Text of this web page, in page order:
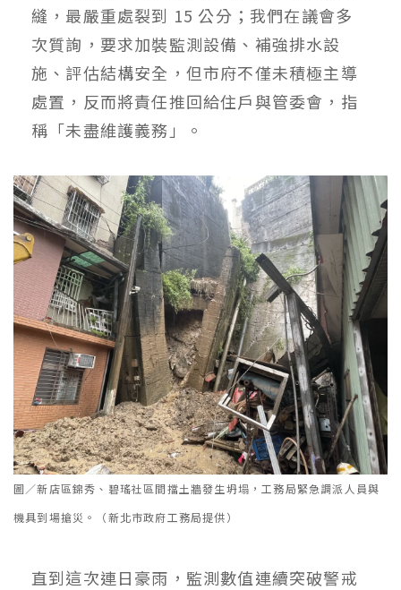
縫，最嚴重處裂到 15 公分；我們在議會多
次質詢，要求加裝監測設備、補強排水設
施、評估結構安全，但市府不僅未積極主導
處置，反而將責任推回給住戶與管委會，指
稱「未盡維護義務」。
圖／新店區錦秀、碧瑤社區間擋土牆發生坍塌，工務局緊急調派人員與
機具到場搶災。（新北市政府工務局提供）
直到這次連日豪雨，監測數值連續突破警戒